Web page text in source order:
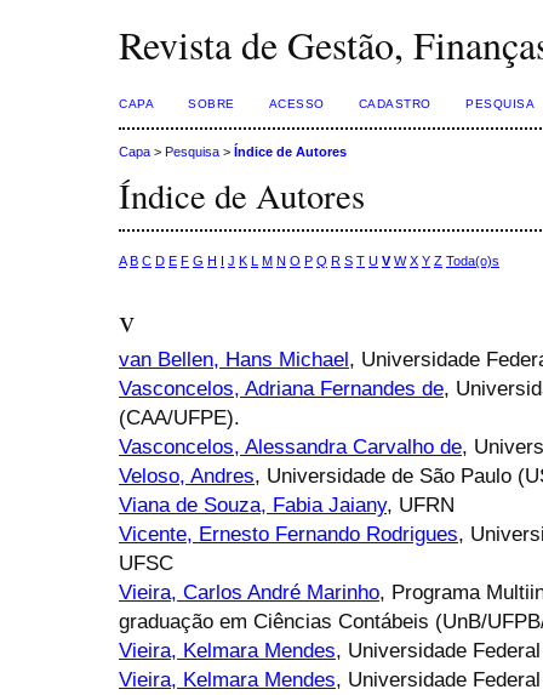
Revista de Gestão,
CAPA SOBRE ACESSO CADASTRO PESQUISA
Capa > Pesquisa > Índice de Autores
Índice de Autores
A B C D E F G H I J K L M N O P Q R S T U V W X Y Z Toda(o)s
v
van Bellen, Hans Michael, Universidade
Vasconcelos, Adriana Fernandes de,
(CAA/UFPE).
Vasconcelos, Alessandra Carvalho de,
Veloso, Andres, Universidade de São Paulo
Viana de Souza, Fabia Jaiany, UFRN
Vicente, Ernesto Fernando Rodrigues,
UFSC
Vieira, Carlos André Marinho, Programa
graduação em Ciências Contábeis (UnB/
Vieira, Kelmara Mendes, Universidade
Vieira, Kelmara Mendes, Universidade